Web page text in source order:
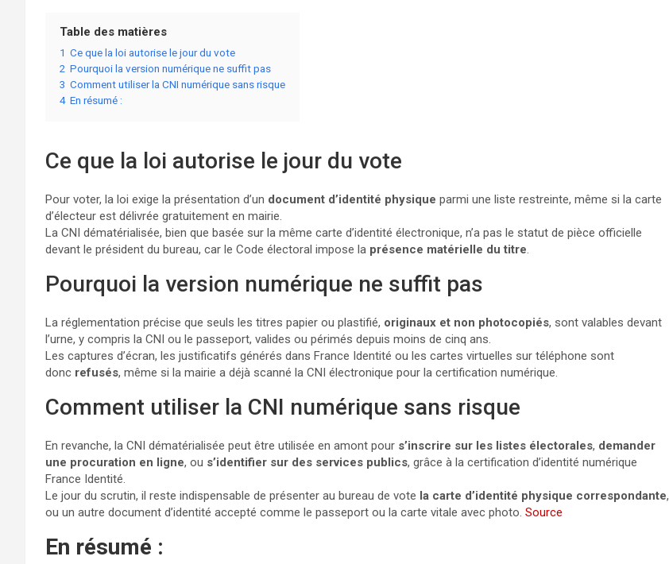
Table des matières
1 Ce que la loi autorise le jour du vote
2 Pourquoi la version numérique ne suffit pas
3 Comment utiliser la CNI numérique sans risque
4 En résumé :
Ce que la loi autorise le jour du vote
Pour voter, la loi exige la présentation d’un document d’identité physique parmi une liste restreinte, même si la carte
d’électeur est délivrée gratuitement en mairie.
La CNI dématérialisée, bien que basée sur la même carte d’identité électronique, n’a pas le statut de pièce officielle
devant le président du bureau, car le Code électoral impose la présence matérielle du titre.
Pourquoi la version numérique ne suffit pas
La réglementation précise que seuls les titres papier ou plastifié, originaux et non photocopiés, sont valables devant
l’urne, y compris la CNI ou le passeport, valides ou périmés depuis moins de cinq ans.
Les captures d’écran, les justificatifs générés dans France Identité ou les cartes virtuelles sur téléphone sont
donc refusés, même si la mairie a déjà scanné la CNI électronique pour la certification numérique.
Comment utiliser la CNI numérique sans risque
En revanche, la CNI dématérialisée peut être utilisée en amont pour s’inscrire sur les listes électorales, demander
une procuration en ligne, ou s’identifier sur des services publics, grâce à la certification d’identité numérique
France Identité.
Le jour du scrutin, il reste indispensable de présenter au bureau de vote la carte d’identité physique correspondante,
ou un autre document d’identité accepté comme le passeport ou la carte vitale avec photo. Source
En résumé :